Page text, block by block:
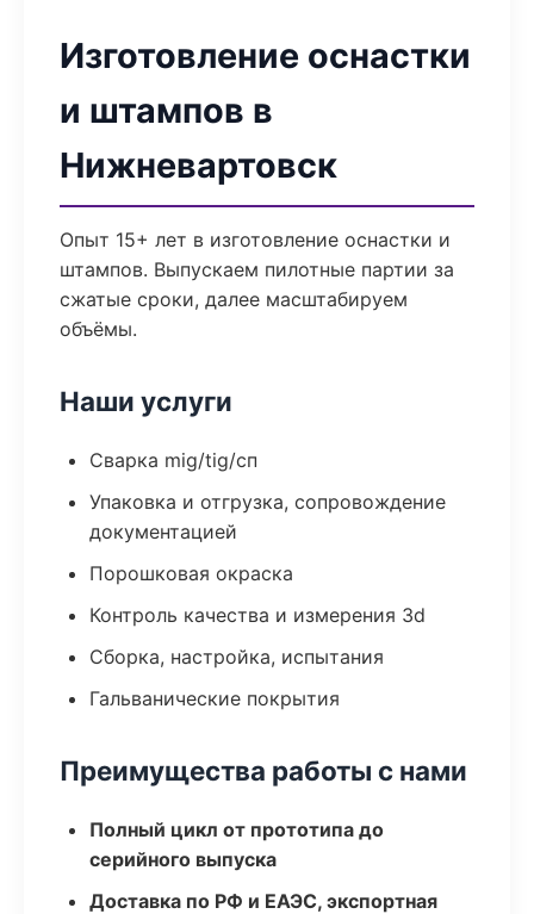
Изготовление оснастки
и штампов в
Нижневартовск
Опыт 15+ лет в изготовление оснастки и
штампов. Выпускаем пилотные партии за
сжатые сроки, далее масштабируем
объёмы.
Наши услуги
Сварка mig/tig/сп
Упаковка и отгрузка, сопровождение
документацией
Порошковая окраска
Контроль качества и измерения 3d
Сборка, настройка, испытания
Гальванические покрытия
Преимущества работы с нами
Полный цикл от прототипа до
серийного выпуска
Доставка по РФ и ЕАЭС, экспортная